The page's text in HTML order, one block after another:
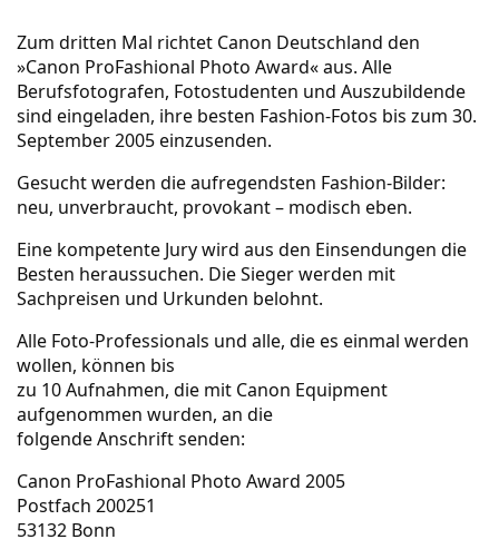
Zum dritten Mal richtet Canon Deutschland den
»Canon ProFashional Photo Award« aus. Alle
Berufsfotografen, Fotostudenten und Auszubildende
sind eingeladen, ihre besten Fashion-Fotos bis zum 30.
September 2005 einzusenden.
Gesucht werden die aufregendsten Fashion-Bilder:
neu, unverbraucht, provokant – modisch eben.
Eine kompetente Jury wird aus den Einsendungen die
Besten heraussuchen. Die Sieger werden mit
Sachpreisen und Urkunden belohnt.
Alle Foto-Professionals und alle, die es einmal werden
wollen, können bis
zu 10 Aufnahmen, die mit Canon Equipment
aufgenommen wurden, an die
folgende Anschrift senden:
Canon ProFashional Photo Award 2005
Postfach 200251
53132 Bonn